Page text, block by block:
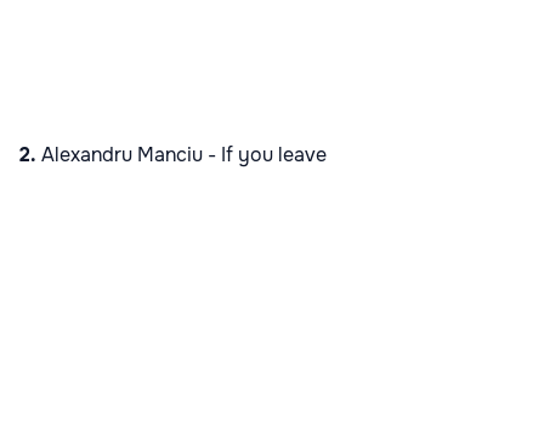
2. Alexandru Manciu - If you leave